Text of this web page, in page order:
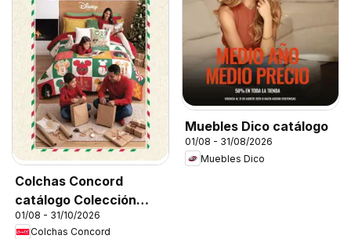
Colchas Concord
catálogo Colección
Navideña
01/08 - 31/10/2026
Colchas Concord
Muebles Dico catálogo
01/08 - 31/08/2026
Muebles Dico